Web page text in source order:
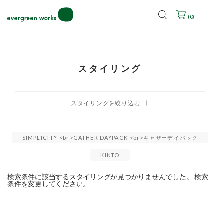
2027年ご入学用ランドセル受注会スケジュール
(0)
スタイリング
SIMPLICITY <br>GATHER DAYPACK <br>ギャザーデイパック
KINTO
検索条件に該当するスタイリングが見つかりませんでした。 検索
条件を変更してください。